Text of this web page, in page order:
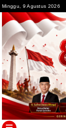
to
content
Minggu, 9 Agustus 2026